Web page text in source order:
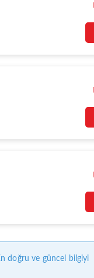
doğru ve güncel bilgiyi